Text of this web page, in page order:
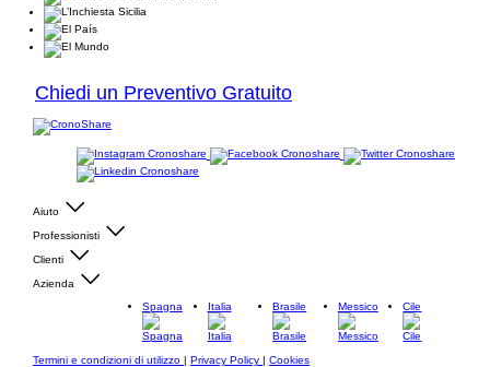
Chiedi un Preventivo Gratuito
Aiuto
Professionisti
Clienti
Azienda
Spagna
Italia Brasile Messico Cile
Termini e condizioni di utilizzo | Privacy Policy | Cookies